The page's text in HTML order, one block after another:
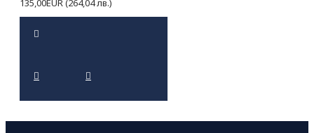
135,00EUR (264,04 лв.)